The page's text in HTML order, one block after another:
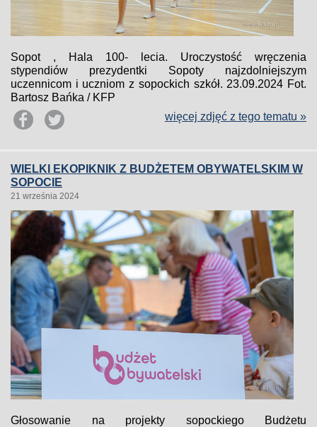
Sopot , Hala 100- lecia. Uroczystość wręczenia
stypendiów prezydentki Sopoty najzdolniejszym
uczennicom i uczniom z sopockich szkół. 23.09.2024 Fot.
Bartosz Bańka / KFP
więcej zdjęć z tego tematu »
WIELKI EKOPIKNIK Z BUDŻETEM OBYWATELSKIM W
SOPOCIE
21 września 2024
Głosowanie na projekty sopockiego Budżetu